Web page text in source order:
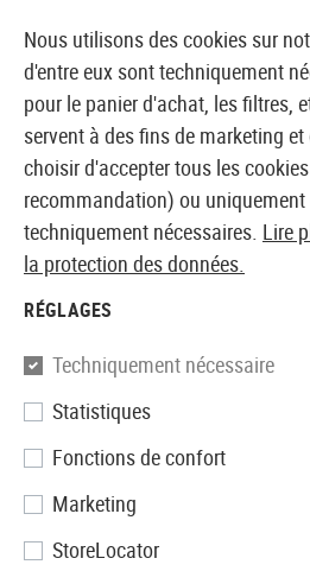
BOUTIQUE ET GROSSISTE
Accueil Tuning et pièces
Prometheus
6.03mm EG Barrel
Nous utilisons des cookies sur
d'entre eux sont techniquement
pour le panier d'achat, les filtres,
servent à des fins de marketing
choisir d'accepter tous les
recommandation) ou
techniquement nécessaires. Lire
la protection des données.
RÉGLAGES
Techniquement nécessaire
Statistiques
Fonctions de confort
Marketing
StoreLocator